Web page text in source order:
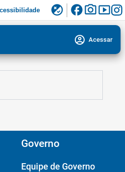
flaky facebookphoto_camerasmart_display
account_circle Acessar
Governo
Equipe de Governo